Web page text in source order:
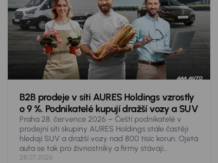
B2B prodeje v síti AURES Holdings vzrostly
o 9 %. Podnikatelé kupují dražší vozy a SUV
Praha 28. července 2026 – Čeští podnikatelé v
prodejní síti skupiny AURES Holdings stále častěji
hledají SUV a dražší vozy nad 800 tisíc korun. Ojetá
auta se tak pro živnostníky a firmy stávají
plnohodnotnou alternativou k novým. V prvním
28.07.2026